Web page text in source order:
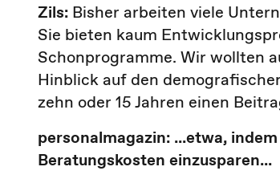
Zils: Bisher arbeiten viele
Sie bieten kaum
Schonprogramme. Wir wollten
Hinblick auf den
zehn oder 15 Jahren einen
personalmagazin: ...etwa,
Beratungskosten einzusparen...